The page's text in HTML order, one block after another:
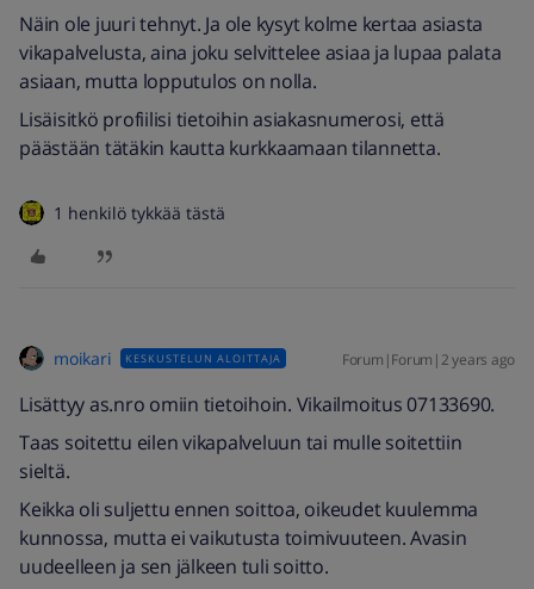
Näin ole juuri tehnyt. Ja ole kysyt kolme kertaa asiasta
vikapalvelusta, aina joku selvittelee asiaa ja lupaa palata
asiaan, mutta lopputulos on nolla.
Lisäisitkö profiilisi tietoihin asiakasnumerosi, että
päästään tätäkin kautta kurkkaamaan tilannetta.
1 henkilö tykkää tästä
moikari KESKUSTELUN ALOITTAJA Forum|Forum|2 years ago
Lisättyy as.nro omiin tietoihoin. Vikailmoitus 07133690.
Taas soitettu eilen vikapalveluun tai mulle soitettiin
sieltä.
Keikka oli suljettu ennen soittoa, oikeudet kuulemma
kunnossa, mutta ei vaikutusta toimivuuteen. Avasin
uudeelleen ja sen jälkeen tuli soitto.